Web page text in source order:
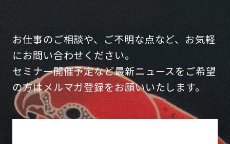
お仕事のご相談や、ご不明な点など、お気軽
にお問い合わせください。
セミナー開催予定など最新ニュースをご希望
の方はメルマガ登録をお願いいたします。